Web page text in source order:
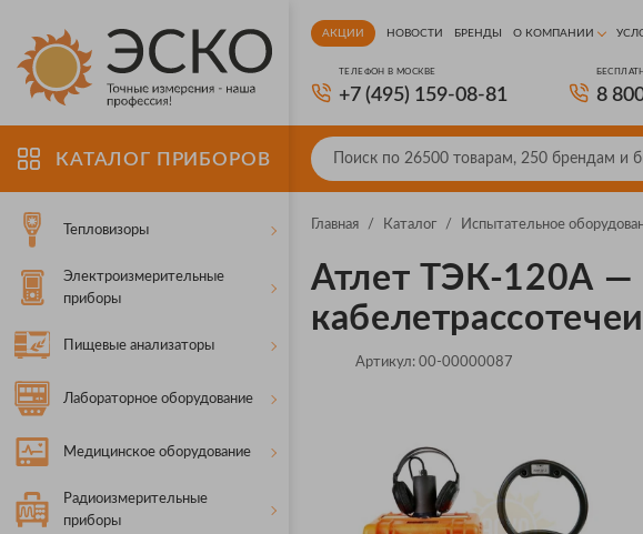
КАТАЛОГ ПРИБОРОВ
Тепловизоры
Электроизмерительные
приборы
Пищевые анализаторы
Лабораторное оборудование
Медицинское оборудование
Радиоизмерительные
приборы
АКЦИИ НОВОСТИ БРЕНДЫ О КОМПАНИИ
ТЕЛЕФОН В МОСКВЕ
+7 (495) 159-08-81 8
Главная / Каталог / Испытательное
Атлет ТЭК-120А —
Артикул: 00-00000087